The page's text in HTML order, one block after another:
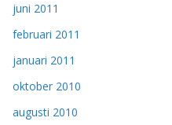
juni 2011
februari 2011
januari 2011
oktober 2010
augusti 2010